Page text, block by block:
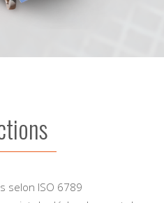
selon ISO 6789